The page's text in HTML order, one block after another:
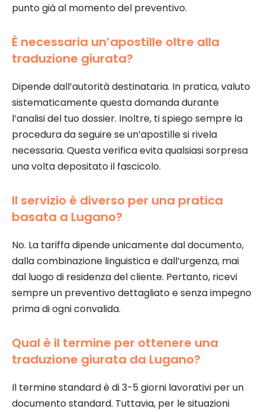
punto già al momento del preventivo.
È necessaria un’apostille oltre alla
traduzione giurata?
Dipende dall’autorità destinataria. In pratica, valuto
sistematicamente questa domanda durante
l’analisi del tuo dossier. Inoltre, ti spiego sempre la
procedura da seguire se un’apostille si rivela
necessaria. Questa verifica evita qualsiasi sorpresa
una volta depositato il fascicolo.
Il servizio è diverso per una pratica
basata a Lugano?
No. La tariffa dipende unicamente dal documento,
dalla combinazione linguistica e dall’urgenza, mai
dal luogo di residenza del cliente. Pertanto, ricevi
sempre un preventivo dettagliato e senza impegno
prima di ogni convalida.
Qual è il termine per ottenere una
traduzione giurata da Lugano?
Il termine standard è di 3-5 giorni lavorativi per un
documento standard. Tuttavia, per le situazioni